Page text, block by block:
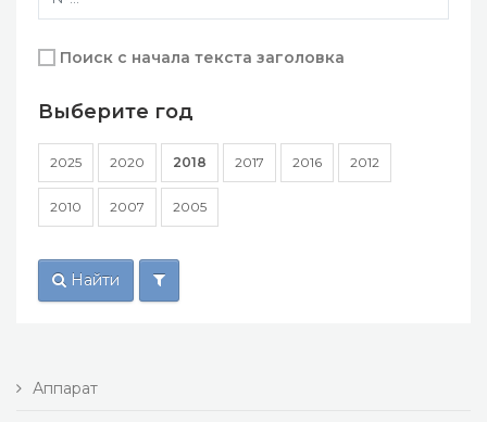
Поиск с начала текста заголовка
Выберите год
2025 2020 2018 2017 2016 2012
2010 2007 2005
Найти
Аппарат